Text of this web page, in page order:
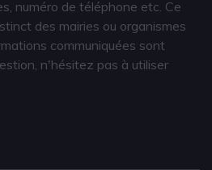
numéro de téléphone etc. Ce
des mairies ou organismes
communiquées sont
n'hésitez pas à utiliser